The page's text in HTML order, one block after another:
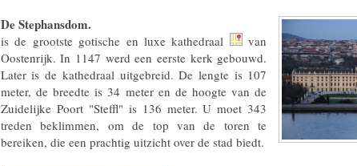
De Stephansdom.
is de grootste gotische en luxe kathedraal
van
Oostenrijk. In 1147 werd een eerste kerk gebouwd.
Later is de kathedraal uitgebreid. De lengte is 107
meter, de breedte is 34 meter en de hoogte van de
Zuidelijke Poort "Steffl" is 136 meter. U moet 343
treden beklimmen, om de top van de toren te
bereiken, die een prachtig uitzicht over de stad biedt.